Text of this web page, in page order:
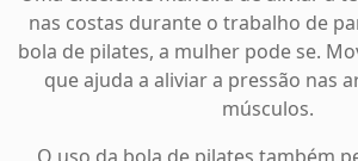
nas costas durante o trabalho de
bola de pilates, a mulher pode se.
que ajuda a aliviar a pressão nas
músculos.